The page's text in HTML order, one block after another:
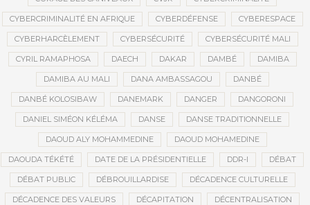
CYBERCRIMINALITÉ EN AFRIQUE CYBERDÉFENSE CYBERESPACE
CYBERHARCÈLEMENT CYBERSÉCURITÉ CYBERSÉCURITÉ MALI
CYRIL RAMAPHOSA DAECH DAKAR DAMBÉ DAMIBA
DAMIBA AU MALI DANA AMBASSAGOU DANBÉ
DANBÉ KOLOSIBAW DANEMARK DANGER DANGORONI
DANIEL SIMÉON KÉLÉMA DANSE DANSE TRADITIONNELLE
DAOUD ALY MOHAMMEDINE DAOUD MOHAMEDINE
DAOUDA TÉKÉTÉ DATE DE LA PRÉSIDENTIELLE DDR-I DÉBAT
DÉBAT PUBLIC DÉBROUILLARDISE DÉCADENCE CULTURELLE
DÉCADENCE DES VALEURS DÉCAPITATION DÉCENTRALISATION